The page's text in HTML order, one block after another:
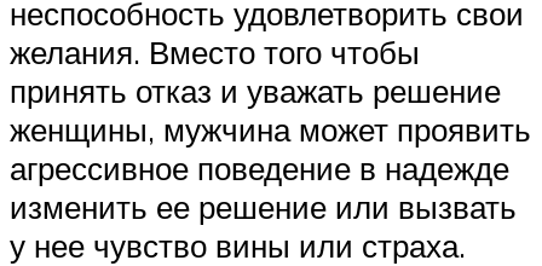
неспособность удовлетворить свои
желания. Вместо того чтобы
принять отказ и уважать решение
женщины, мужчина может проявить
агрессивное поведение в надежде
изменить ее решение или вызвать
у нее чувство вины или страха.